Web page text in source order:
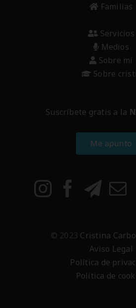
Familias
Servicios
Medios
Sobre mí
Sobre
Suscríbete gratis a la
Me apunto
© 2023 Cristina
Aviso Legal
Política de
Política de